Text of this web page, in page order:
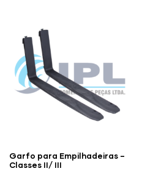
Garfo para Empilhadeiras –
Classes II/ III